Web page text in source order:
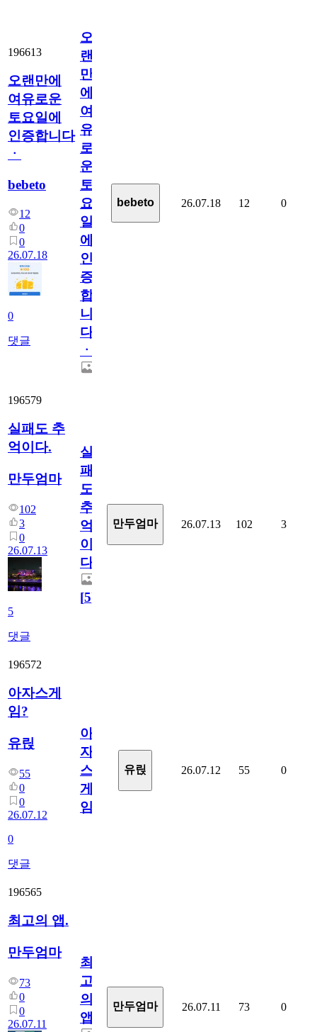
196613
오랜만에
여유로운
토요일에
인증합니다
ㆍ
bebeto
12
0
0
26.07.18
0
댓글
오
랜
만
에
여
유
로
운
토
요
일
에
인
증
합
니
다
ㆍ
bebeto 26.07.18 12 0
196579
실패도 추
억이다.
만두엄마
102
3
0
26.07.13
5
댓글
실
패
도
추
억
이
다.
[5]
만두엄마 26.07.13 102 3
196572
아자스게
임?
유릱
55
0
0
26.07.12
0
댓글
아
자
스
게
임?
유릱 26.07.12 55 0
196565
최고의 앱.
만두엄마
73
0
0
26.07.11
최
고
의
앱.
만두엄마 26.07.11 73 0